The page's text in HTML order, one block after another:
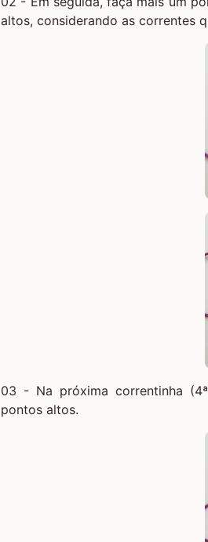
altos, considerando as correntes
03 - Na próxima correntinha
pontos altos.